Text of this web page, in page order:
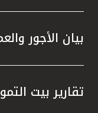
بيان الأجور
تقارير بيت